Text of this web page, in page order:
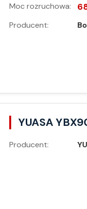
Moc rozruchowa:
Producent:
YUASA
Producent: